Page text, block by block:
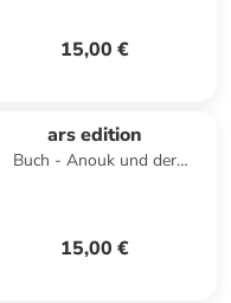
15,00 €
ars edition
Buch - Anouk und der
15,00 €